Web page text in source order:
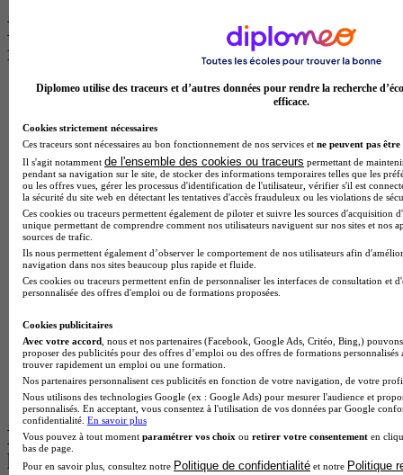
Les intitulés de diplôme par ville les plus
recherchés
Master Meef à Lille
Licence Psychologie à Paris
Master Psychologie à Lyon
Licence Psychologie à Toulouse
Master Psychologie à Lille
Master Psychologie à Montpellier
Master Psychologie à Paris
Master Meef à Lyon
Master Meef à Paris
BTS Tourisme à Bordeaux
BTS Tourisme à Lyon
BTS Tourisme à Paris
BTS Tourisme à Toulouse
Licence Psychologie à Lille
Master Informatique à Paris
BTS Communication à Bordeaux
Master Psychologie à Angers
BTS Communication à Lyon
BTS Ndrc à Lyon
Les intitulés de diplôme par alternance
les plus recherchés
Diplomeo utilise des traceurs et d’autres données pour rendre la recherche
efficace.
Cookies strictement nécessaires
Ces traceurs sont nécessaires au bon fonctionnement de nos services et ne peuvent pas être
Il s'agit notamment de l'ensemble des cookies ou traceurs permettant de
pendant sa navigation sur le site, de stocker des informations temporaires telles que les
ou les offres vues, gérer les processus d'identification de l'utilisateur, vérifier s'il est
la sécurité du site web en détectant les tentatives d'accès frauduleux ou les violations de
Ces cookies ou traceurs permettent également de piloter et suivre les sources d'acquisition
unique permettant de comprendre comment nos utilisateurs naviguent sur nos sites et nos
sources de trafic.
Ils nous permettent également d’observer le comportement de nos utilisateurs afin
navigation dans nos sites beaucoup plus rapide et fluide.
Ces cookies ou traceurs permettent enfin de personnaliser les interfaces de consultation et
personnalisée des offres d'emploi ou de formations proposées.
Cookies publicitaires
Avec votre accord , nous et nos partenaires (Facebook, Google Ads, Critéo, Bing,)
proposer des publicités pour des offres d’emploi ou des offres de formations
trouver rapidement un emploi ou une formation.
Nos partenaires personnalisent ces publicités en fonction de votre navigation, de votre
Nous utilisons des technologies Google (ex : Google Ads) pour mesurer l'audience et
personnalisés. En acceptant, vous consentez à l'utilisation de vos données par Google
confidentialité. En savoir plus
Vous pouvez à tout moment paramétrer vos choix ou retirer votre consentement en
bas de page.
Pour en savoir plus, consultez notre Politique de confidentialité et notre Politique